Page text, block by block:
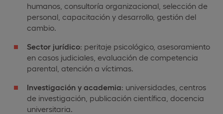
humanos, consultoría organizacional, selección de
personal, capacitación y desarrollo, gestión del
cambio.
Sector jurídico: peritaje psicológico, asesoramiento
en casos judiciales, evaluación de competencia
parental, atención a víctimas.
Investigación y academia: universidades, centros
de investigación, publicación científica, docencia
universitaria.